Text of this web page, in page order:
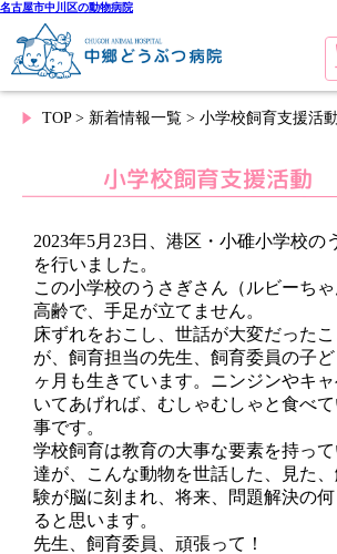
名古屋市中川区の動物病院
TOP> 新着情報一覧 > 小学校飼育支援活
小学校飼育支援活動
2023年5月23日、港区・小碓小学校の
を行いました。
この小学校のうさぎさん（ルビーち
高齢で、手足が立てません。
床ずれをおこし、世話が大変だった
が、飼育担当の先生、飼育委員の子
ヶ月も生きています。ニンジンやキ
いてあげれば、むしゃむしゃと食べ
事です。
学校飼育は教育の大事な要素を持っ
達が、こんな動物を世話した、見た
験が脳に刻まれ、将来、問題解決の
ると思います。
先生、飼育委員、頑張って！